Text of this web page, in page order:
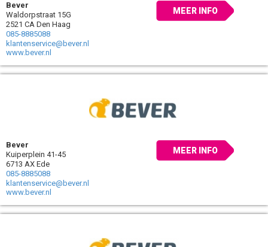
Bever
Waldorpstraat 15G
2521 CA Den Haag
085-8885088
klantenservice@bever.nl
www.bever.nl
MEER INFO
Bever
Kuiperplein 41-45
6713 AX Ede
085-8885088
klantenservice@bever.nl
www.bever.nl
MEER INFO